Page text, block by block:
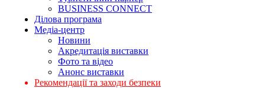
BUSINESS CONNECT
Ділова програма
Медіа-центр
Новини
Акредитація виставки
Фото та відео
Анонс виставки
Рекомендації та заходи безпеки